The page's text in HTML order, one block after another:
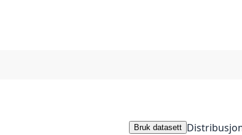
Bruk datasett